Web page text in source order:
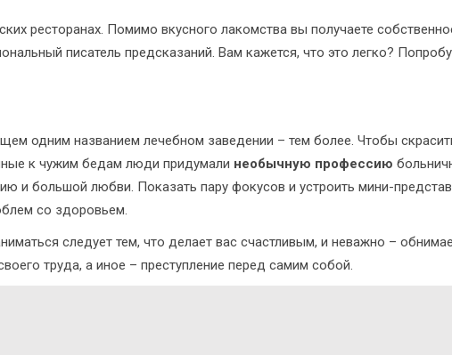
ресторанах. Помимо вкусного лакомства вы получаете
писатель предсказаний. Вам кажется, что это легко?
одним названием лечебном заведении – тем более. Чтобы
к чужим бедам люди придумали необычную профессию
и большой любви. Показать пару фокусов и устроить мини-
со здоровьем.
следует тем, что делает вас счастливым, и неважно –
труда, а иное – преступление перед самим собой.